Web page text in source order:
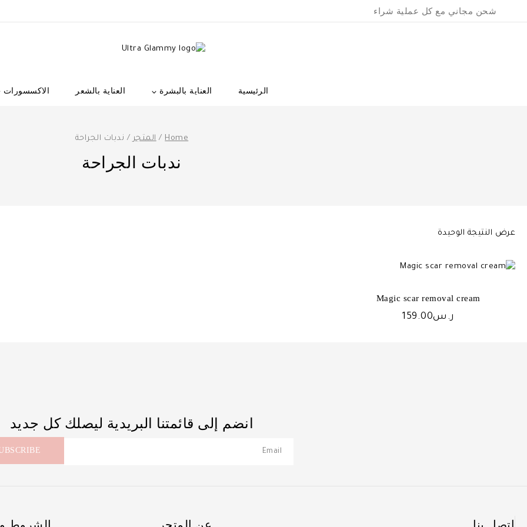
to
شحن مجاني مع كل عملية شراء
الرئيسية العناية بالبشرة العناية بالشعر الاكسسورات
Home
/ المتجر / ندبات الجراحة
ندبات الجراحة
عرض النتيجة الوحيدة
Magic scar removal cream
ر.س159.00
انضم إلى قائمتنا البريدية ليصلك كل جديد